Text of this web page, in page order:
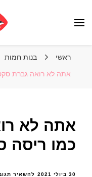
ראשי בנות חמות
אתה לא רואה גברת
אתה לא
כמו ריסה
30 ביולי 2021 להשאיר